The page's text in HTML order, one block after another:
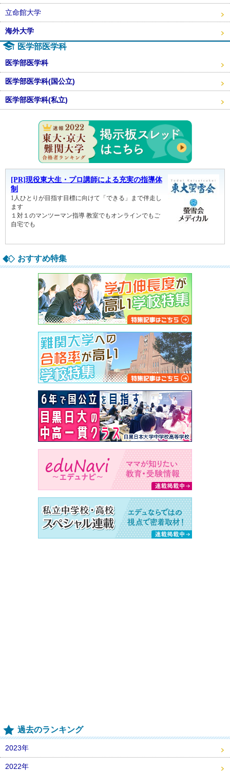
立命館大学
海外大学
医学部医学科
医学部医学科
医学部医学科(国公立)
医学部医学科(私立)
おすすめ特集
過去のランキング
2023年
2022年